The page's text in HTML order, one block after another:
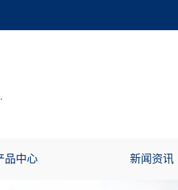
品中心 新闻资讯